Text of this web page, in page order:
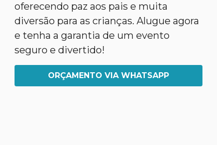
oferecendo paz aos pais e muita
diversão para as crianças. Alugue agora
e tenha a garantia de um evento
seguro e divertido!
ORÇAMENTO VIA WHATSAPP